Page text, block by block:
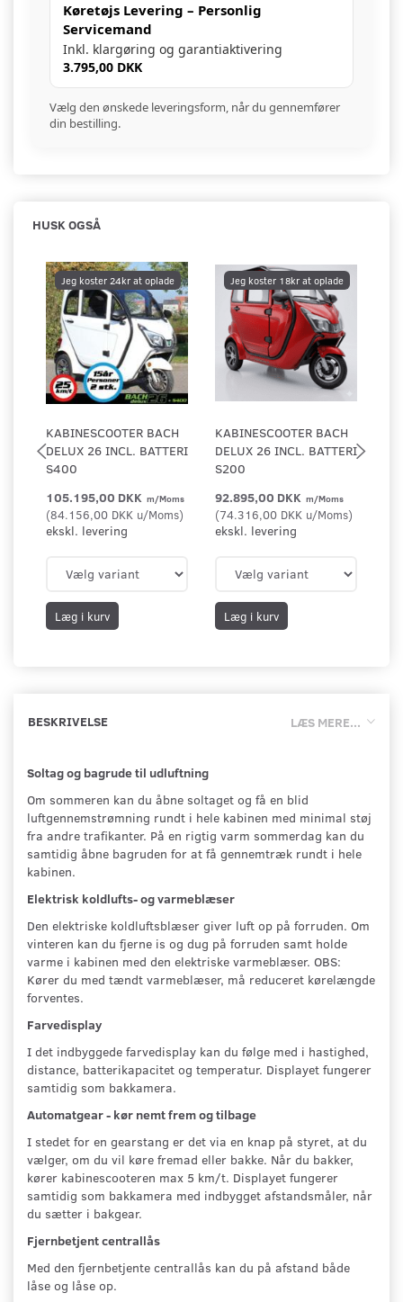
Køretøjs Levering – Personlig
Servicemand
Inkl. klargøring og garantiaktivering
3.795,00 DKK
Vælg den ønskede leveringsform, når du gennemfører
din bestilling.
HUSK OGSÅ
Jeg koster 24kr at oplade
KABINESCOOTER BACH
DELUX 26 INCL. BATTERI
S400
105.195,00 DKK m/Moms
(84.156,00 DKK u/Moms)
ekskl. levering
Læg i kurv
Jeg koster 18kr at oplade
KABINESCOOTER BACH
DELUX 26 INCL. BATTERI
S200
92.895,00 DKK m/Moms
(74.316,00 DKK u/Moms)
ekskl. levering
Læg i kurv
LÆS MERE...
BESKRIVELSE
Soltag og bagrude til udluftning
Om sommeren kan du åbne soltaget og få en blid
luftgennemstrømning rundt i hele kabinen med minimal støj
fra andre trafikanter. På en rigtig varm sommerdag kan du
samtidig åbne bagruden for at få gennemtræk rundt i hele
kabinen.
Elektrisk koldlufts- og varmeblæser
Den elektriske koldluftsblæser giver luft op på forruden. Om
vinteren kan du fjerne is og dug på forruden samt holde
varme i kabinen med den elektriske varmeblæser. OBS:
Kører du med tændt varmeblæser, må reduceret kørelængde
forventes.
Farvedisplay
I det indbyggede farvedisplay kan du følge med i hastighed,
distance, batterikapacitet og temperatur. Displayet fungerer
samtidig som bakkamera.
Automatgear - kør nemt frem og tilbage
I stedet for en gearstang er det via en knap på styret, at du
vælger, om du vil køre fremad eller bakke. Når du bakker,
kører kabinescooteren max 5 km/t. Displayet fungerer
samtidig som bakkamera med indbygget afstandsmåler, når
du sætter i bakgear.
Fjernbetjent centrallås
Med den fjernbetjente centrallås kan du på afstand både
låse og låse op.